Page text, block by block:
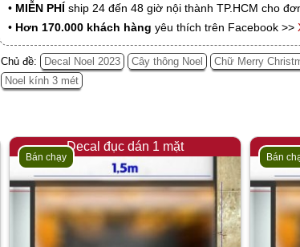
• MIỄN PHÍ ship 24 đến 48 giờ nội thành TP.HCM cho
• Hơn 170.000 khách hàng yêu thích trên Facebook >>
Chủ đề: Decal Noel 2023 Cây thông Noel Chữ Merry
Noel kính 3 mét
Decal đục dán 1 mặt
Bán chạy Bán